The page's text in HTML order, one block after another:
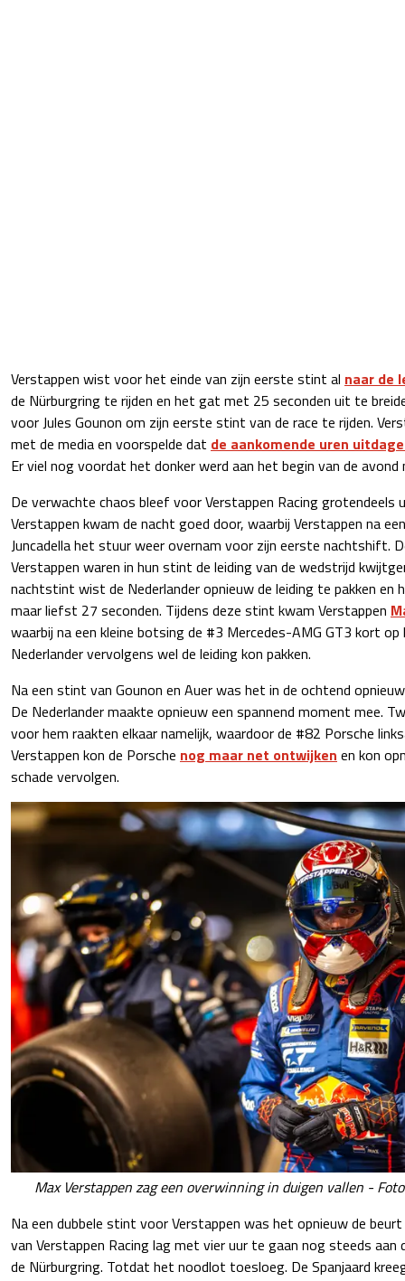
Verstappen wist voor het einde van zijn eerste stint al naar de
de Nürburgring te rijden en het gat met 25 seconden uit te
voor Jules Gounon om zijn eerste stint van de race te rijden.
met de media en voorspelde dat de aankomende uren
Er viel nog voordat het donker werd aan het begin van de avond
De verwachte chaos bleef voor Verstappen Racing grotendeels
Verstappen kwam de nacht goed door, waarbij Verstappen na
Juncadella het stuur weer overnam voor zijn eerste nachtshift.
Verstappen waren in hun stint de leiding van de wedstrijd
nachtstint wist de Nederlander opnieuw de leiding te pakken en
maar liefst 27 seconden. Tijdens deze stint kwam Verstappen
waarbij na een kleine botsing de #3 Mercedes-AMG GT3 kort
Nederlander vervolgens wel de leiding kon pakken.
Na een stint van Gounon en Auer was het in de ochtend
De Nederlander maakte opnieuw een spannend moment mee.
voor hem raakten elkaar namelijk, waardoor de #82 Porsche
Verstappen kon de Porsche nog maar net ontwijken en kon
schade vervolgen.
Max Verstappen zag een overwinning in duigen vallen -
Na een dubbele stint voor Verstappen was het opnieuw de beurt
van Verstappen Racing lag met vier uur te gaan nog steeds aan
de Nürburgring. Totdat het noodlot toesloeg. De Spanjaard